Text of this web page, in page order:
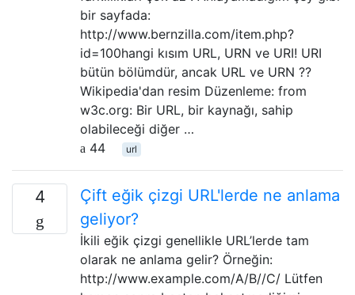
bir sayfada:
http://www.bernzilla.com/item.php?
id=100hangi kısım URL, URN ve URI! URI
bütün bölümdür, ancak URL ve URN ??
Wikipedia'dan resim Düzenleme: from
w3c.org: Bir URL, bir kaynağı, sahip
olabileceği diğer …
44
url
4
Çift eğik çizgi URL'lerde ne anlama
geliyor?
İkili eğik çizgi genellikle URL’lerde tam
olarak ne anlama gelir? Örneğin:
http://www.example.com/A/B//C/ Lütfen